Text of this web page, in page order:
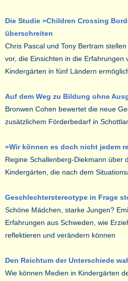
Die Studie »Children Crossing
überschreiten
Chris Pascal und Tony Bertram
vor, die Einsichten in die Erfahrungen
Kindergärten in fünf Ländern
Auf dem Weg zu Bildung ohne
Bronwen Cohen bewertet die neue
zusätzlichem Förderbedarf in
»Wir können es doch nicht jedem
Regine Schallenberg-Diekmann über
Kindergärten, die nach dem
Geschlechterstereotype in Frage
Schöne Mädchen, starke Jungen?
Erfahrungen aus Schweden, wie
reflektieren und verändern können
Den Reichtum der Unterschiede
Wie können Medien in Kindergärten